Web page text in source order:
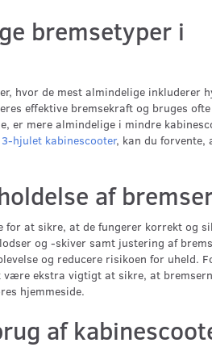
bremsetyper i
hvor de mest almindelige inkluderer
effektive bremsekraft og bruges
er mere almindelige i mindre
hjulet kabinescooter, kan du forvente,
af
for at sikre, at de fungerer korrekt og
og -skiver samt justering af
og reducere risikoen for uheld.
ekstra vigtigt at sikre, at
hjemmeside.
af